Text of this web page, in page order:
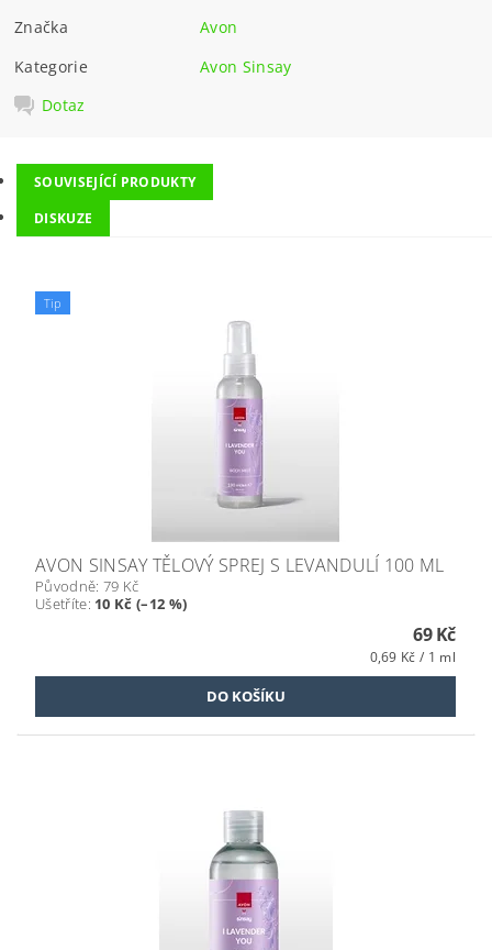
Značka
Avon
Kategorie
Avon Sinsay
Dotaz
SOUVISEJÍCÍ PRODUKTY
DISKUZE
Tip
AVON SINSAY TĚLOVÝ SPREJ S LEVANDULÍ 100 ML
Původně: 79 Kč
Ušetříte: 10 Kč (–12 %)
69 Kč
0,69 Kč / 1 ml